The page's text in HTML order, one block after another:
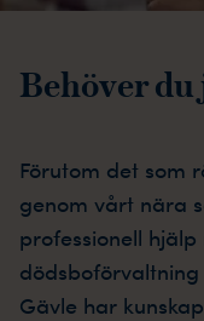
Behöver
Förutom det som
genom vårt nära
professionell
dödsboförvaltning
Gävle har